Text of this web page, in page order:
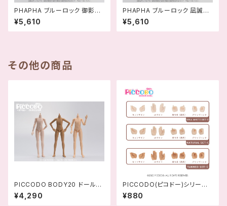
PHAPHA ブルーロック 御影玲
王 アクションドール ‐ 458
9565818849
¥5,610
PHAPHA ブルーロック 凪誠士
郎 アクションドール ACTION
DOLL ‐ 458956581885
6
¥5,610
その他の商品
PICCODO BODY20 ドールボ
ディ
¥4,290
PICCODO(ピコドー)シリーズ
¥880